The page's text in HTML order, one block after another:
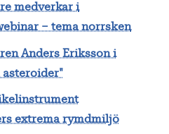
medverkar i
– tema norrsken
Anders Eriksson i
asteroider"
extrema rymdmiljö